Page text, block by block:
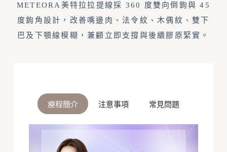
METEORA美特拉拉提線採 360 度雙向倒鉤與 45
度鉤角設計，改善嘴邊肉、法令紋、木偶紋、雙下
巴及下顎線模糊，兼顧立即支撐與後續膠原緊實。
療程簡介 注意事項 常見問題